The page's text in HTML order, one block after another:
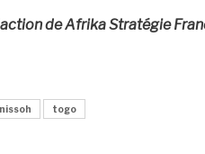
de Afrika Stratégie
togo